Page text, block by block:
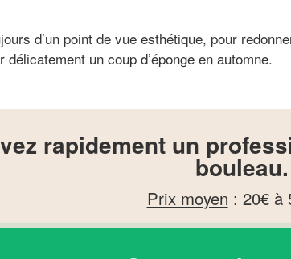
d’un point de vue esthétique, pour
délicatement un coup d’éponge en automne.
rapidement un
bouleau.
Prix moyen : 20€ à